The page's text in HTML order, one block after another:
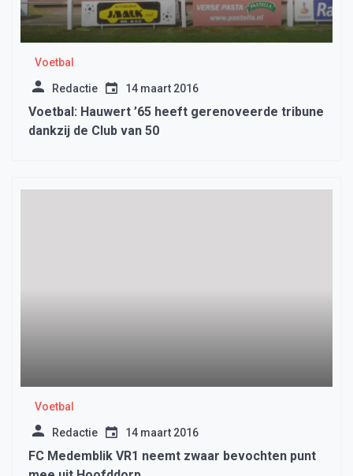
Voetbal
Redactie 14 maart 2016
Voetbal: Hauwert ’65 heeft gerenoveerde tribune
dankzij de Club van 50
Voetbal
Redactie 14 maart 2016
FC Medemblik VR1 neemt zwaar bevochten punt